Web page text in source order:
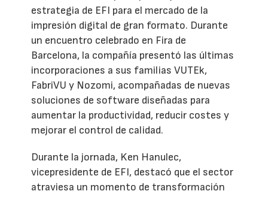
estrategia de EFI para el mercado de la
impresión digital de gran formato. Durante
un encuentro celebrado en Fira de
Barcelona, la compañía presentó las últimas
incorporaciones a sus familias VUTEk,
FabriVU y Nozomi, acompañadas de nuevas
soluciones de software diseñadas para
aumentar la productividad, reducir costes y
mejorar el control de calidad.
Durante la jornada, Ken Hanulec,
vicepresidente de EFI, destacó que el sector
atraviesa un momento de transformación